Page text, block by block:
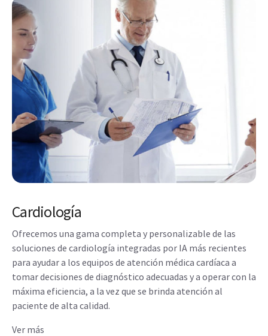
Cardiología
Ofrecemos una gama completa y personalizable de las
soluciones de cardiología integradas por IA más recientes
para ayudar a los equipos de atención médica cardíaca a
tomar decisiones de diagnóstico adecuadas y a operar con la
máxima eficiencia, a la vez que se brinda atención al
paciente de alta calidad.
Ver más